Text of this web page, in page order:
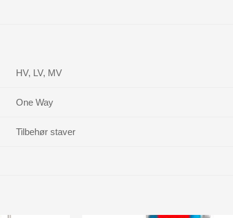
HV, LV, MV
One Way
Tilbehør staver